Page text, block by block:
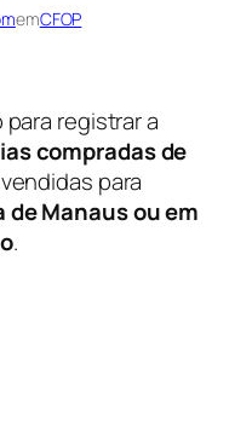
emCFOP
registrar a
compradas de
para
de Manaus ou em
.